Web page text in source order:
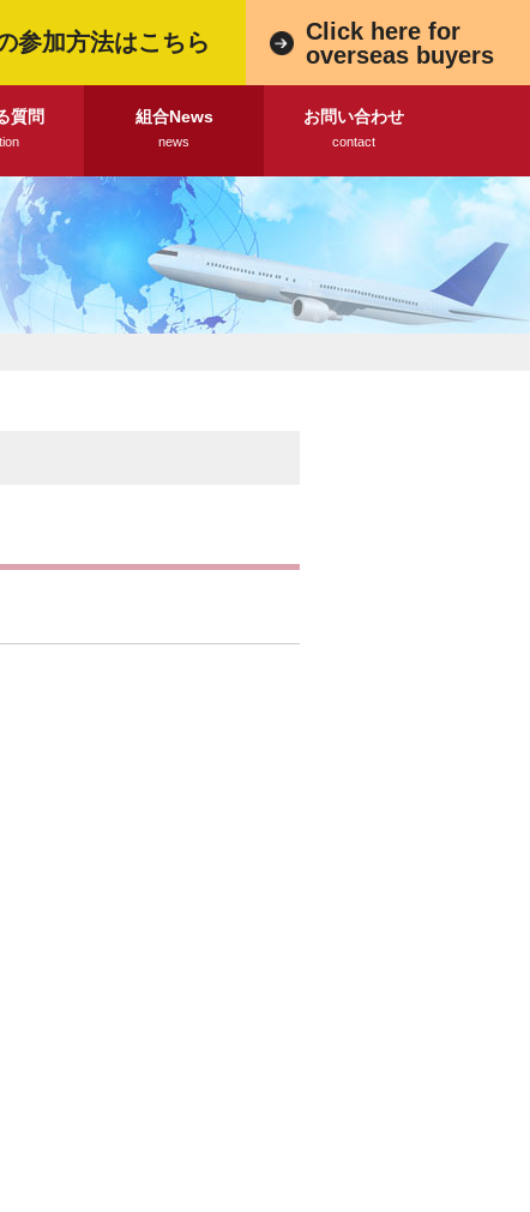
参加方法はこちら
Click here for
overseas buyers
質問 組合News
news
お問い合わせ
contact